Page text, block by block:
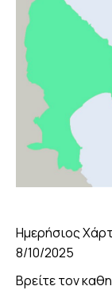
Ημερήσιος
8/10/2025
Βρείτε τον